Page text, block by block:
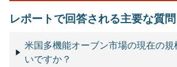
レポートで回答される主要な質問
米国多機能オーブン市場の現在の規
いですか？